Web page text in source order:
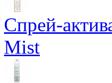
Спрей-
Mist